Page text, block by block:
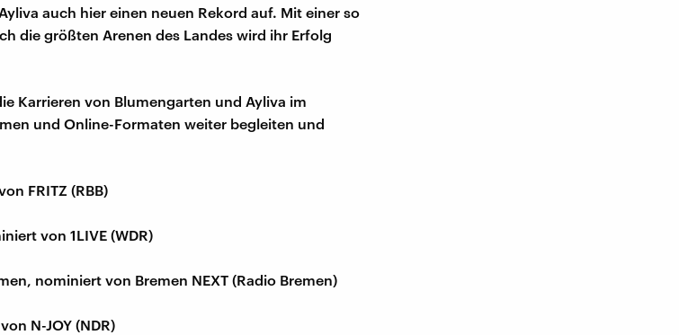
auch hier einen neuen Rekord auf. Mit einer so
die größten Arenen des Landes wird ihr Erfolg
Karrieren von Blumengarten und Ayliva im
und Online-Formaten weiter begleiten und
FRITZ (RBB)
von 1LIVE (WDR)
nominiert von Bremen NEXT (Radio Bremen)
N-JOY (NDR)